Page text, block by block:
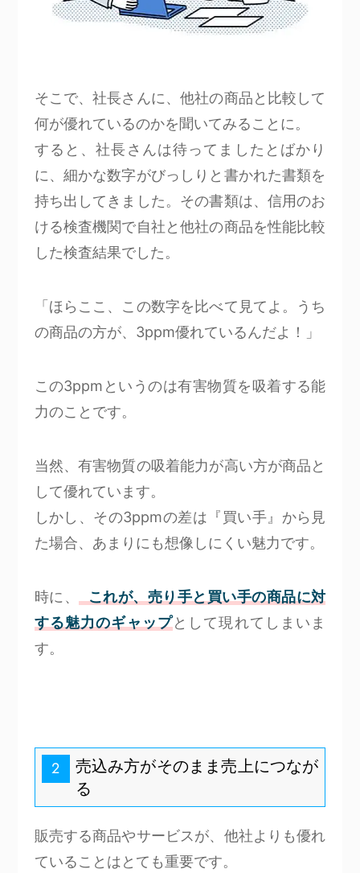
そこで、社長さんに、他社の商品と比較して
何が優れているのかを聞いてみることに。
すると、社長さんは待ってましたとばかり
に、細かな数字がびっしりと書かれた書類を
持ち出してきました。その書類は、信用のお
ける検査機関で自社と他社の商品を性能比較
した検査結果でした。
「ほらここ、この数字を比べて見てよ。うち
の商品の方が、3ppm優れているんだよ！」
この3ppmというのは有害物質を吸着する能
力のことです。
当然、有害物質の吸着能力が高い方が商品と
して優れています。
しかし、その3ppmの差は『買い手』から見
た場合、あまりにも想像しにくい魅力です。
時に、これが、売り手と買い手の商品に対
する魅力のギャップとして現れてしまいま
す。
2
売込み方がそのまま売上につなが
る
販売する商品やサービスが、他社よりも優れ
ていることはとても重要です。